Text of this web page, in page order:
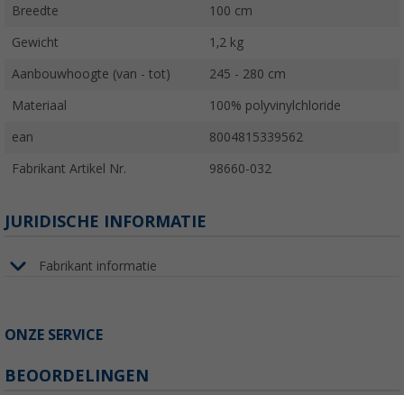
Breedte 100 cm
Gewicht 1,2 kg
Aanbouwhoogte (van - tot) 245 - 280 cm
Materiaal 100% polyvinylchloride
ean 8004815339562
Fabrikant Artikel Nr. 98660-032
JURIDISCHE INFORMATIE
Fabrikant informatie
ONZE SERVICE
BEOORDELINGEN